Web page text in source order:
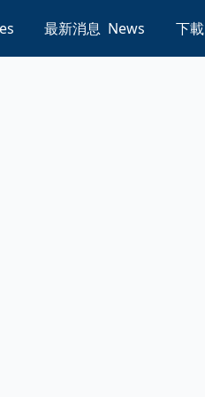
最新消息 News 下載